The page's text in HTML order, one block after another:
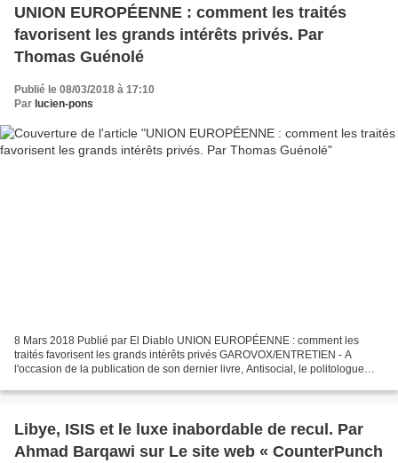
UNION EUROPÉENNE : comment les traités
favorisent les grands intérêts privés. Par
Thomas Guénolé
Publié le 08/03/2018 à 17:10
Par lucien-pons
8 Mars 2018 Publié par El Diablo UNION EUROPÉENNE : comment les
traités favorisent les grands intérêts privés GAROVOX/ENTRETIEN - A
l'occasion de la publication de son dernier livre, Antisocial, le politologue
Libye, ISIS et le luxe inabordable de recul. Par
Ahmad Barqawi sur Le site web « CounterPunch